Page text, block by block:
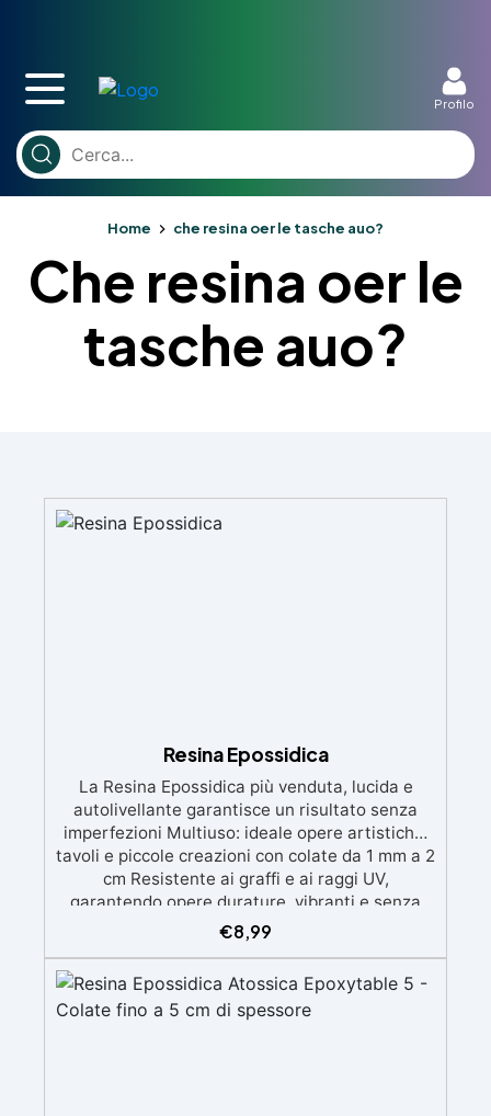
Profilo
Home che resina oer le tasche auo?
Che resina oer le
tasche auo?
Resina Epossidica
La Resina Epossidica più venduta, lucida e
autolivellante garantisce un risultato senza
imperfezioni Multiuso: ideale opere artistiche,
tavoli e piccole creazioni con colate da 1 mm a 2
cm Resistente ai graffi e ai raggi UV,
garantendo opere durature, vibranti e senza
ingiallimenti nel tempo Bassa viscosità e
formula anti-bolle per risultati impeccabili,
Certificata Atossica post catalisi per contatto
con la pelle, BPA free e VoC Free
€8,99